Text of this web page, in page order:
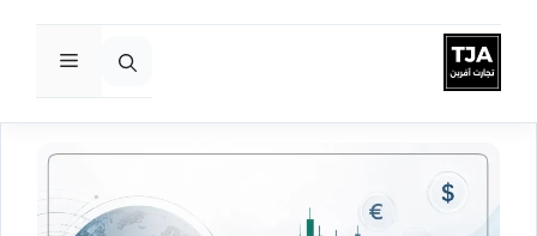
پرش
به
فهرست